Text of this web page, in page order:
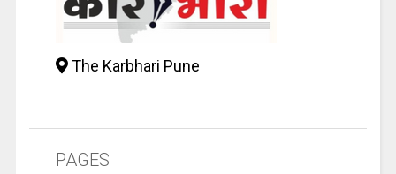
The Karbhari Pune
PAGES